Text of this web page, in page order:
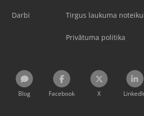
Darbi Tirgus laukuma
Privātuma politika
Blog Facebook X